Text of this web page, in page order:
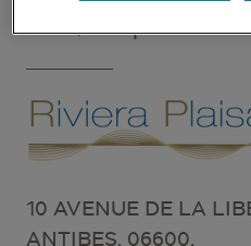
rêves, aux quatre coins
10 AVENUE DE LA
ANTIBES, 06600,